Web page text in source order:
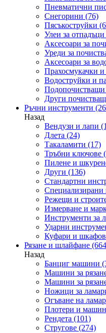
Пневматични
Снегорини (76)
Пясъкоструйки
Улеи за отпадъци
Аксесоари за
Уреди за
Аксесоари за
Прахосмукачки и
Водоструйки и
Други
Ръчни инструменти
Назад
Вендузи и лапи
Длета (24)
Такаламити (17)
Тръбни ключове
Пилене и
Други (136)
Стандартни
Специализирани
Режещи и
Измерване и
Инструменти за
Ударни
Куфари и
Рязане и шлайфане
Назад
Банциг машини
Машини за
Машини за
Ножици за
Огъване на
Плотери и
Рендета (101)
Стругове (274)